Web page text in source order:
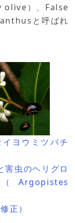
olive）、False
と呼ばれ
ヨウミツバチ
害虫のヘリグロ
正）